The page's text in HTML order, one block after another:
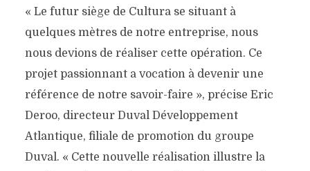
« Le futur siège de Cultura se situant à
quelques mètres de notre entreprise, nous
nous devions de réaliser cette opération. Ce
projet passionnant a vocation à devenir une
référence de notre savoir-faire », précise Eric
Deroo, directeur Duval Développement
Atlantique, filiale de promotion du groupe
Duval. « Cette nouvelle réalisation illustre la